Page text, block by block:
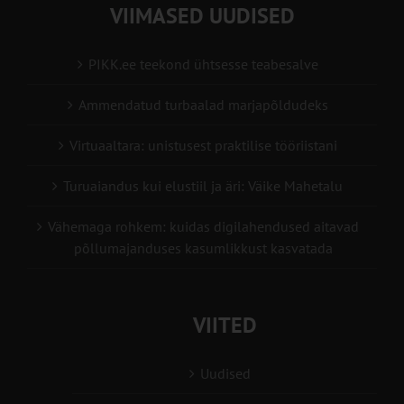
VIIMASED UUDISED
PIKK.ee teekond ühtsesse teabesalve
Ammendatud turbaalad marjapõldudeks
Virtuaaltara: unistusest praktilise tööriistani
Turuaiandus kui elustiil ja äri: Väike Mahetalu
Vähemaga rohkem: kuidas digilahendused aitavad
põllumajanduses kasumlikkust kasvatada
VIITED
Uudised